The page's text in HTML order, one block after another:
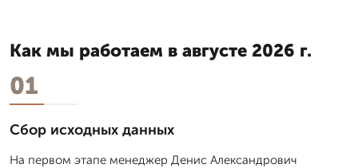
Как мы работаем в августе 2026 г.
01
Сбор исходных данных
На первом этапе менеджер Денис Александрович